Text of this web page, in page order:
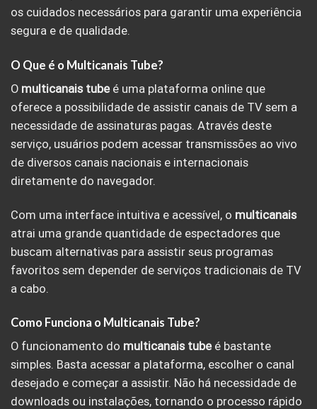
os cuidados necessários para garantir uma experiência
segura e de qualidade.
O Que é o Multicanais Tube?
O multicanais tubeé uma plataforma online que
oferece a possibilidade de assistir canais de TV sem a
necessidade de assinaturas pagas. Através deste
serviço, usuários podem acessar transmissões ao vivo
de diversos canais nacionais e internacionais
diretamente do navegador.
Com uma interface intuitiva e acessível, o multicanais
atrai uma grande quantidade de espectadores que
buscam alternativas para assistir seus programas
favoritos sem depender de serviços tradicionais de TV
a cabo.
Como Funciona o Multicanais Tube?
O funcionamento do multicanais tubeé bastante
simples. Basta acessar a plataforma, escolher o canal
desejado e começar a assistir. Não há necessidade de
downloads ou instalações, tornando o processo rápido